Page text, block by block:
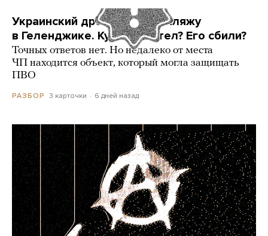
Украинский дрон попал по пляжу
в Геленджике. Куда он летел? Его сбили?
Точных ответов нет. Но недалеко от места
ЧП находится объект, который могла защищать
ПВО
РАЗБОР 3 карточки 6 дней назад